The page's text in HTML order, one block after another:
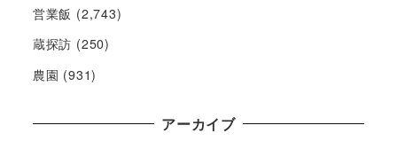
営業飯 (2,743)
蔵探訪 (250)
農園 (931)
アーカイブ